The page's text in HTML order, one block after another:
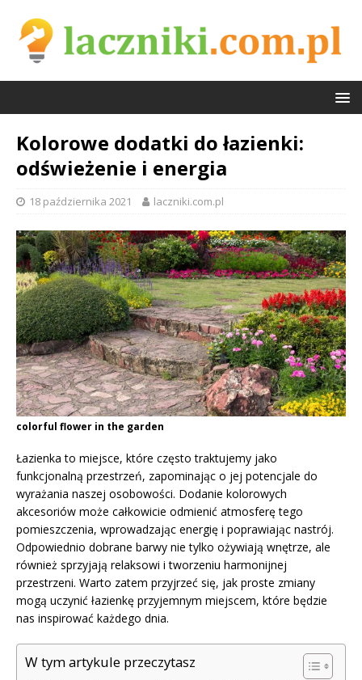
Kolorowe dodatki do łazienki:
odświeżenie i energia
18 października 2021 laczniki.com.pl
colorful flower in the garden
Łazienka to miejsce, które często traktujemy jako
funkcjonalną przestrzeń, zapominając o jej potencjale do
wyrażania naszej osobowości. Dodanie kolorowych
akcesoriów może całkowicie odmienić atmosferę tego
pomieszczenia, wprowadzając energię i poprawiając nastrój.
Odpowiednio dobrane barwy nie tylko ożywiają wnętrze, ale
również sprzyjają relaksowi i tworzeniu harmonijnej
przestrzeni. Warto zatem przyjrzeć się, jak proste zmiany
mogą uczynić łazienkę przyjemnym miejscem, które będzie
nas inspirować każdego dnia.
W tym artykule przeczytasz